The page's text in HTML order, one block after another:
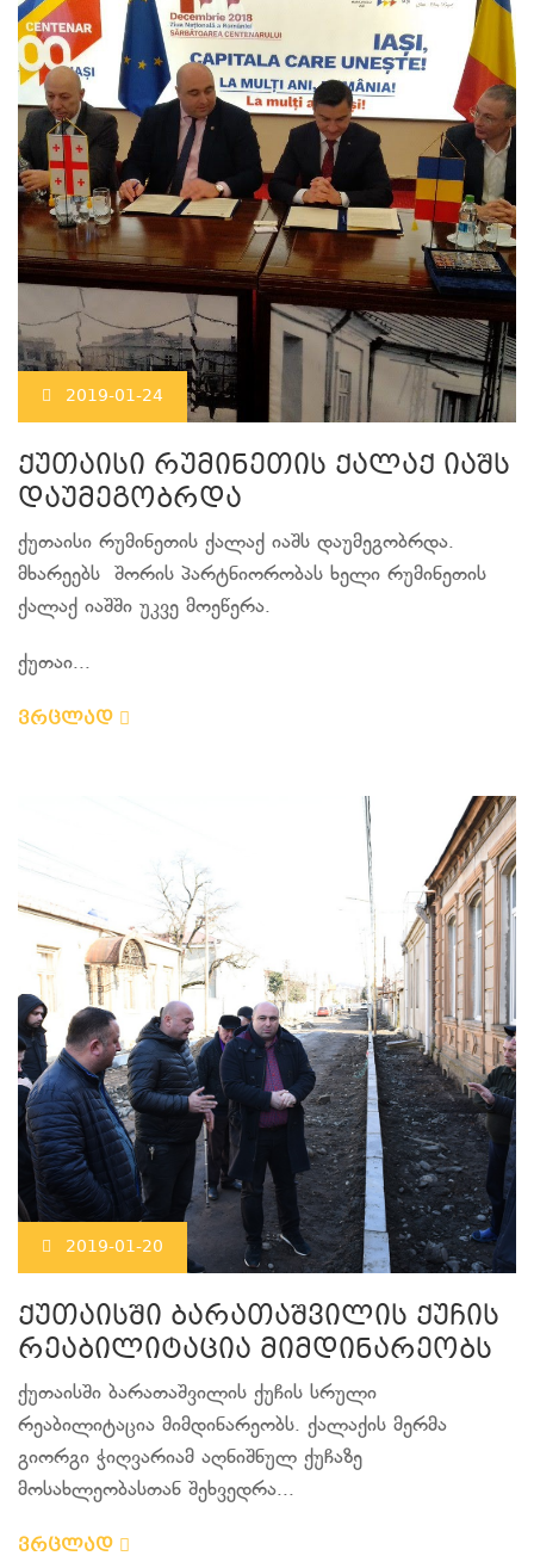
2019-01-24
ქუთაისი რუმინეთის ქალაქ იაშს
დაუმეგობრდა
ქუთაისი რუმინეთის ქალაქ იაშს დაუმეგობრდა.
მხარეებს შორის პარტნიორობას ხელი რუმინეთის
ქალაქ იაშში უკვე მოეწერა.
ქუთაი...
ვრცლად
2019-01-20
ქუთაისში ბარათაშვილის ქუჩის
რეაბილიტაცია მიმდინარეობს
ქუთაისში ბარათაშვილის ქუჩის სრული
რეაბილიტაცია მიმდინარეობს. ქალაქის მერმა
გიორგი ჭიღვარიამ აღნიშნულ ქუჩაზე
მოსახლეობასთან შეხვედრა...
ვრცლად